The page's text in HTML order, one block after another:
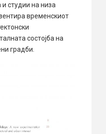
и студии на низа
временскиот
состојба на
градби.